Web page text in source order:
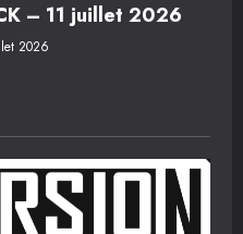
– 11 juillet 2026
2026